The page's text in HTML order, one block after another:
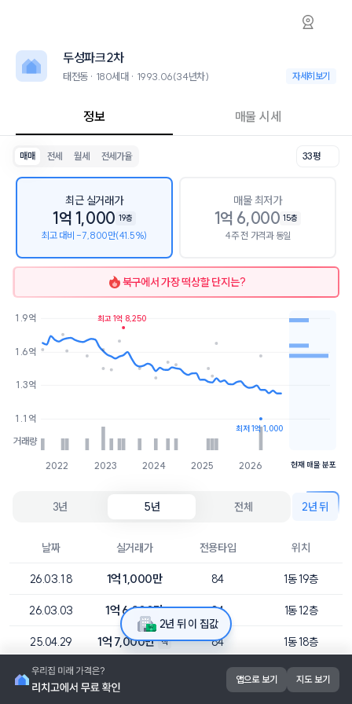
태전동 두성파크2차 아파트 시세·실거래가·2
두성파크2차는 태전동에 위치한 180세대 아파트로, 1993.06 입주한
2026년 8월 9일 기준 26평형의 매매 시세는 9.4천, 전세는 9.3천입니
인근 학군으로는 대구태암초등학교, 매천중학교, 매천고등학교가 있습
최고 20층, 용적률 336%, 건폐율 24%의 단지입니다.
두성파크2차
두성파크2차
태전동 · 180세대 · 1993.06(34년차) 태전동 · 180세
자세히보기
정보 매물 시세
매매 전세 월세 전세가율 33평
최근 실거래가
1억 1,000 19층
최고 대비 -7,800만(41.5%)
매물 최저가
1억 6,000 15층
4주 전 가격과 동일
북구에서 가장 떡상할 단지는?
2022 2023 2024 2025 2026
거래량
1.1억
1.3억
1.6억
1.9억 최고 1억 8,250
최저 1억 1,000
1.9억
1.6억
현재 매물 분포
3년 5년 전체 2년 뒤
날짜 실거래가 전용타입 위치
26.03.18 1억 1,000만 84 1동 19층
26.03.03 1억 6,000만 84 1동 12층
25.04.29 1억 7,000만 직 84 1동 18층
25.03.28 1동 13층
2년 뒤 이 집값
앱으로 보기 지도 보기